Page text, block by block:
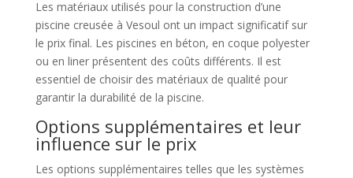
Les matériaux utilisés pour la construction d’une
piscine creusée à Vesoul ont un impact significatif sur
le prix final. Les piscines en béton, en coque polyester
ou en liner présentent des coûts différents. Il est
essentiel de choisir des matériaux de qualité pour
garantir la durabilité de la piscine.
Options supplémentaires et leur
influence sur le prix
Les options supplémentaires telles que les systèmes